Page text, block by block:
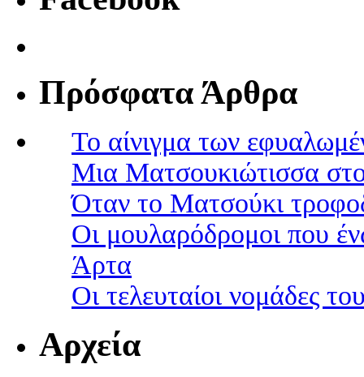
Πρόσφατα Άρθρα
Το αίνιγμα των
Μια Ματσουκιώτισσα
Όταν το Ματσούκι
Οι μουλαρόδρομοι που
Άρτα
Οι τελευταίοι νομάδες
Αρχεία